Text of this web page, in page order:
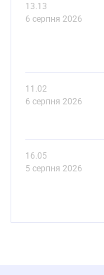
13.13
6 серпня 2026
11.02
6 серпня 2026
16.05
5 серпня 2026